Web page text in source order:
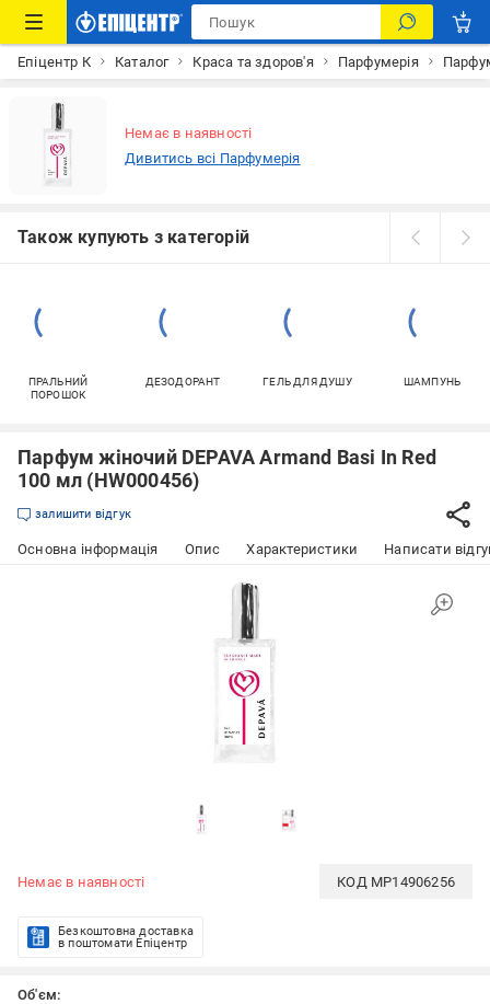
Епіцентр К Каталог Краса та здоров'я Парфумерія
Немає в наявності
Дивитись всі Парфумерія
Також купують з категорій
ПРАЛЬНИЙ
ПОРОШОК
ДЕЗОДОРАНТ ГЕЛЬ ДЛЯ ДУШУ ШАМПУНЬ
Парфум жіночий DEPAVA Armand Basi In Red
100 мл (HW000456)
залишити відгук
Основна інформація Опис Характеристики Написати
Немає в наявності КОД MP14906256
Безкоштовна доставка
в поштомати Епіцентр
Об'єм: